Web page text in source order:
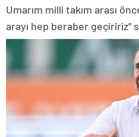
Umarım milli takım arası
arayı hep beraber geçiririz”